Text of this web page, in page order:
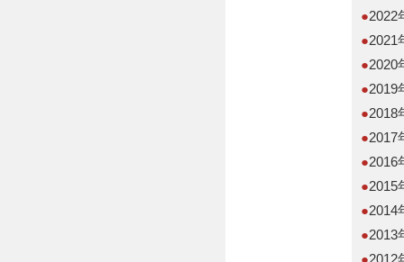
●
●
●
●
●
●
●
●
●
●
●